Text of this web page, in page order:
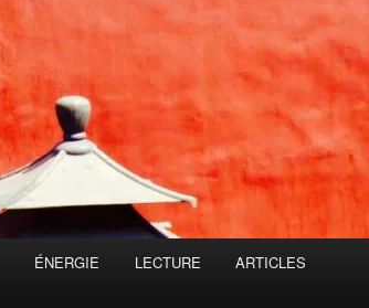
ÉNERGIE LECTURE ARTICLES